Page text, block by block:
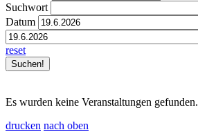
Suchwort
Datum
reset
Es wurden keine Veranstaltungen gefunden.
drucken nach oben